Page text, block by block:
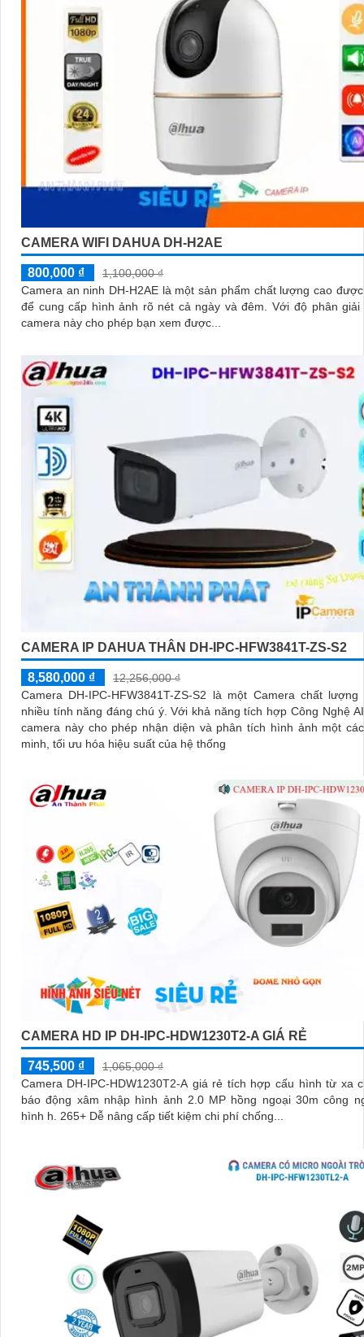
CAMERA WIFI DAHUA DH-H2AE
800,000 ₫
1,100,000 ₫
Camera an ninh DH-H2AE là một sản phẩm chất lượng cao
để cung cấp hình ảnh rõ nét cả ngày và đêm. Với độ phân giải 2.0 MP,
camera này cho phép bạn xem được...
CAMERA IP DAHUA THÂN DH-IPC-HFW3841T-ZS-S2
8,580,000 ₫
12,256,000 ₫
Camera DH-IPC-HFW3841T-ZS-S2 là một Camera chất
nhiều tính năng đáng chú ý. Với khả năng tích hợp Công Nghệ AI ONVIF,
camera này cho phép nhận diện và phân tích hình ảnh một
minh, tối ưu hóa hiệu suất của hệ thống
CAMERA HD IP DH-IPC-HDW1230T2-A GIÁ RẺ
745,500 ₫
1,065,000 ₫
Camera DH-IPC-HDW1230T2-A giá rẻ tích hợp cấu hình từ xa chuẩn IP
báo động xâm nhập hình ảnh 2.0 MP hồng ngoại 30m công
hình h. 265+ Dễ nâng cấp tiết kiệm chi phí chống...